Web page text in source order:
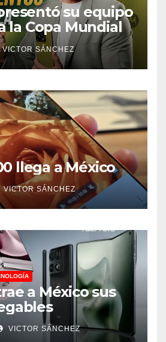
su equipo
la Copa Mundial
con figuras
Latinoamérica
VICTOR SÁNCHEZ
llega a México
VICTOR SÁNCHEZ
a México sus
VICTOR SÁNCHEZ